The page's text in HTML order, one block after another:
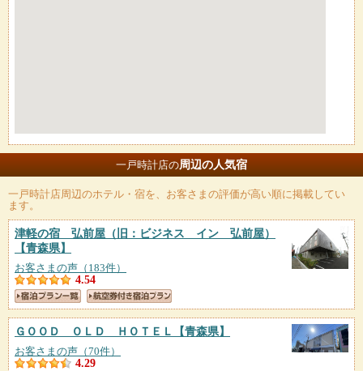
一戸時計店の周辺の人気宿
一戸時計店周辺のホテル・宿を、お客さまの評価が高い順に掲載してい
ます。
津軽の宿 弘前屋（旧：ビジネス イン 弘前屋）
【青森県】
お客さまの声（183件）
4.54
ＧＯＯＤ ＯＬＤ ＨＯＴＥＬ 【青森県】
お客さまの声（70件）
4.29